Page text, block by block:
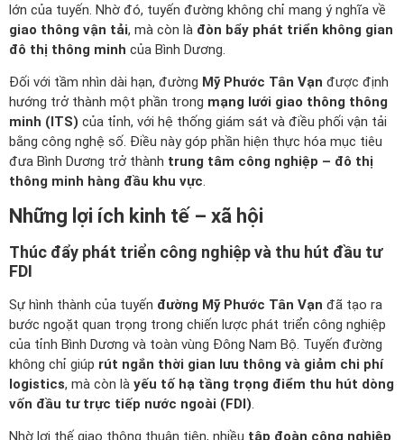
lớn của tuyến. Nhờ đó, tuyến đường không chỉ mang ý nghĩa về
giao thông vận tải, mà còn là đòn bẩy phát triển không gian
đô thị thông minh của Bình Dương.
Đối với tầm nhìn dài hạn, đường Mỹ Phước Tân Vạn được định
hướng trở thành một phần trong mạng lưới giao thông thông
minh (ITS) của tỉnh, với hệ thống giám sát và điều phối vận tải
bằng công nghệ số. Điều này góp phần hiện thực hóa mục tiêu
đưa Bình Dương trở thành trung tâm công nghiệp – đô thị
thông minh hàng đầu khu vực.
Những lợi ích kinh tế – xã hội
Thúc đẩy phát triển công nghiệp và thu hút đầu tư
FDI
Sự hình thành của tuyến đường Mỹ Phước Tân Vạn đã tạo ra
bước ngoặt quan trọng trong chiến lược phát triển công nghiệp
của tỉnh Bình Dương và toàn vùng Đông Nam Bộ. Tuyến đường
không chỉ giúp rút ngắn thời gian lưu thông và giảm chi phí
logistics, mà còn là yếu tố hạ tầng trọng điểm thu hút dòng
vốn đầu tư trực tiếp nước ngoài (FDI)
Nhờ lợi thế giao thông thuận tiện, nhiều tập đoàn công nghiệp